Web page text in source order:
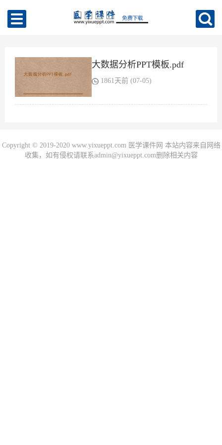
大数据分析PPT模板.pdf
1861天前 (07-05)
Copyright © 2019-2020 www.yixueppt.com 医学课件网 本站内容来自网络
收集，如有侵权请联系admin@yixueppt.com删除相关内容